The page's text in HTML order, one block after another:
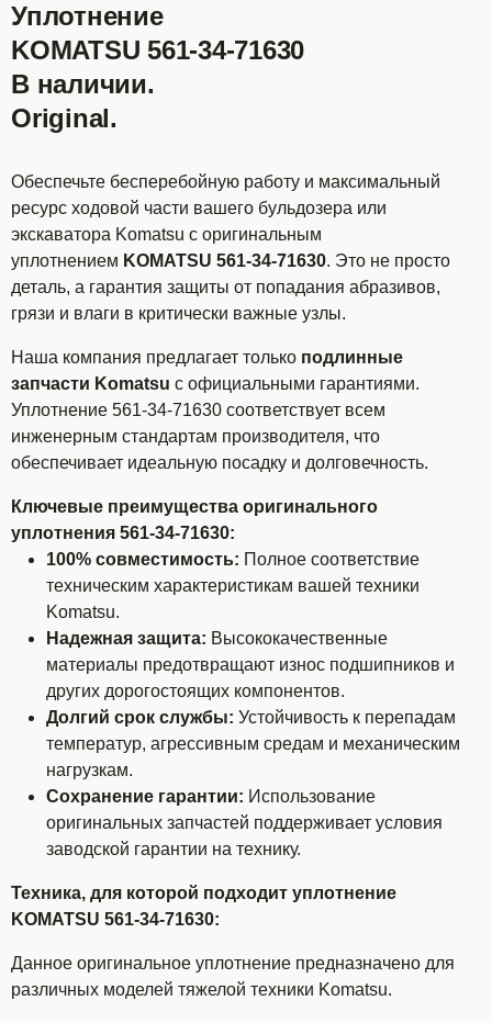
Уплотнение
KOMATSU 561-34-71630
В наличии.
Original.
Обеспечьте бесперебойную работу и максимальный
ресурс ходовой части вашего бульдозера или
экскаватора Komatsu с оригинальным
уплотнением KOMATSU 561-34-71630. Это не просто
деталь, а гарантия защиты от попадания абразивов,
грязи и влаги в критически важные узлы.
Наша компания предлагает только подлинные
запчасти Komatsu с официальными гарантиями.
Уплотнение 561-34-71630 соответствует всем
инженерным стандартам производителя, что
обеспечивает идеальную посадку и долговечность.
Ключевые преимущества оригинального
уплотнения 561-34-71630:
100% совместимость: Полное соответствие
техническим характеристикам вашей техники
Komatsu.
Надежная защита: Высококачественные
материалы предотвращают износ подшипников и
других дорогостоящих компонентов.
Долгий срок службы: Устойчивость к перепадам
температур, агрессивным средам и механическим
нагрузкам.
Сохранение гарантии: Использование
оригинальных запчастей поддерживает условия
заводской гарантии на технику.
Техника, для которой подходит уплотнение
KOMATSU 561-34-71630:
Данное оригинальное уплотнение предназначено для
различных моделей тяжелой техники Komatsu.